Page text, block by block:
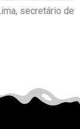
secretário de